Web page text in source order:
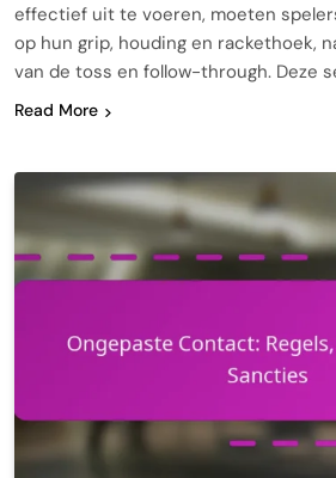
effectief uit te voeren, moeten
op hun grip, houding en rackethoek,
van de toss en follow-through. Deze
Read More